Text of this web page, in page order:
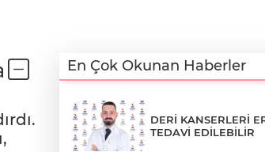
En Çok Okunan Haberler
DERİ KANSERLERİ
TEDAVİ EDİLEBİLİR